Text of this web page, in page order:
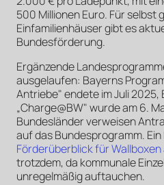
500 Millionen Euro. Für selbst
Einfamilienhäuser gibt es
Bundesförderung.
Ergänzende
ausgelaufen: Bayerns
Antriebe" endete im Juli
„Charge@BW" wurde am 6.
Bundesländer verweisen
auf das Bundesprogramm. Ein
Förderüberblick für Wallboxen
trotzdem, da kommunale
unregelmäßig auftauchen.